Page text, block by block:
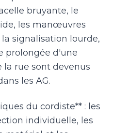
bruyante, le
les manœuvres
signalisation lourde,
prolongée d'une
la rue sont devenus
les AG.
du cordiste** : les
individuelle, les